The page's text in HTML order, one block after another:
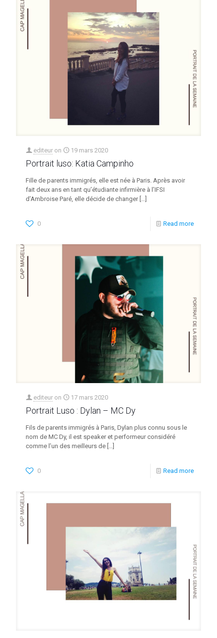
editeur on 19 mars 2020
Portrait luso: Katia Campinho
Fille de parents immigrés, elle est née à Paris. Après avoir
fait deux ans en tant qu’étudiante infirmière à l’IFSI
d’Ambroise Paré, elle décide de changer[…]
0 Read more
editeur on 17 mars 2020
Portrait Luso : Dylan – MC Dy
Fils de parents immigrés à Paris, Dylan plus connu sous le
nom de MC Dy, il est speaker et performeur considéré
comme l’un des meilleurs de […]
0 Read more